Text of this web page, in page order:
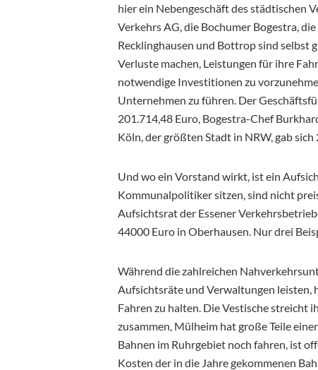
hier ein Nebengeschäft des städtischen
Verkehrs AG, die Bochumer Bogestra,
Recklinghausen und Bottrop sind selbst
Verluste machen, Leistungen für ihre
notwendige Investitionen zu
Unternehmen zu führen. Der
201.714,48 Euro, Bogestra-Chef
Köln, der größten Stadt in NRW, gab
Und wo ein Vorstand wirkt, ist ein
Kommunalpolitiker sitzen, sind nicht
Aufsichtsrat der Essener
44000 Euro in Oberhausen. Nur drei
Während die zahlreichen
Aufsichtsräte und Verwaltungen leisten,
Fahren zu halten. Die Vestische streicht
zusammen, Mülheim hat große Teile
Bahnen im Ruhrgebiet noch fahren, ist
Kosten der in die Jahre gekommenen